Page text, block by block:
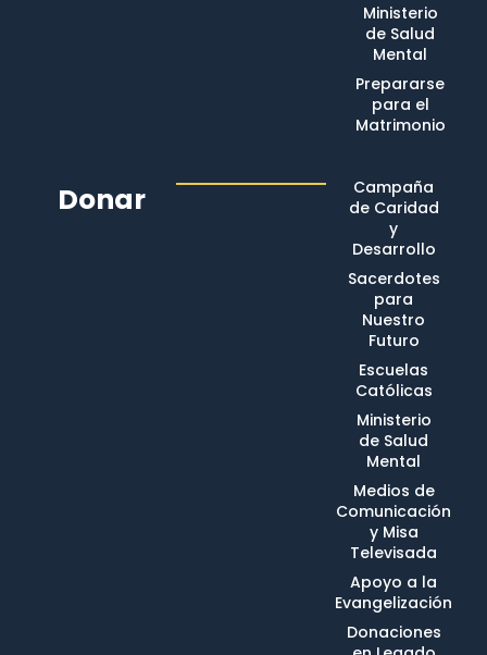
Ministerio
de Salud
Mental
Prepararse
para el
Matrimonio
Donar
Campaña
de Caridad
y
Desarrollo
Sacerdotes
para
Nuestro
Futuro
Escuelas
Católicas
Ministerio
de Salud
Mental
Medios de
Comunicación
y Misa
Televisada
Apoyo a la
Evangelización
Donaciones